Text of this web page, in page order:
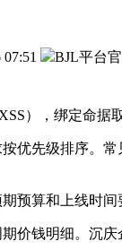
BJL平台
），绑定命据取
先级排序。常
算和上线时间
钱明细。沉庆